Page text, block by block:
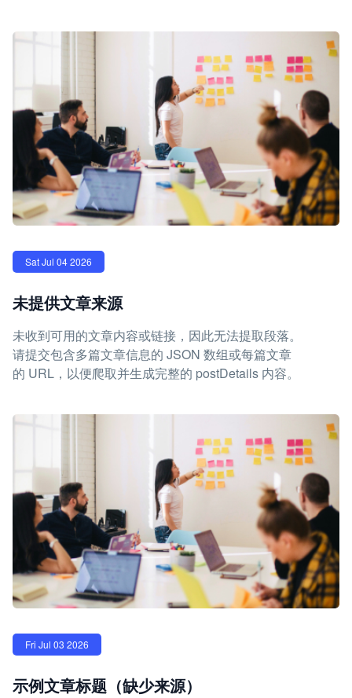
Sat Jul 04 2026
未提供文章来源
未收到可用的文章内容或链接，因此无法提取段落。
请提交包含多篇文章信息的 JSON 数组或每篇文章
的 URL，以便爬取并生成完整的 postDetails 内容。
Fri Jul 03 2026
示例文章标题（缺少来源）